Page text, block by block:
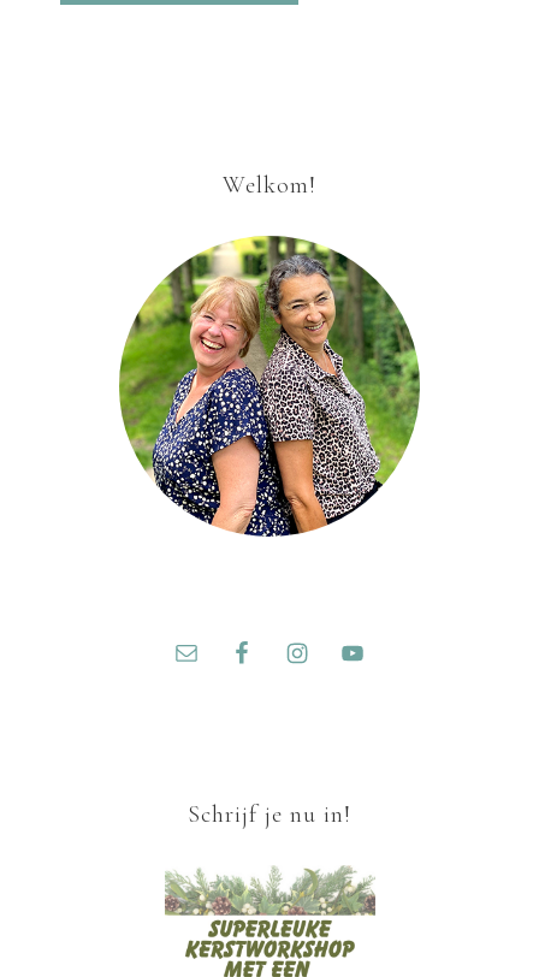
Welkom!
Schrijf je nu in!